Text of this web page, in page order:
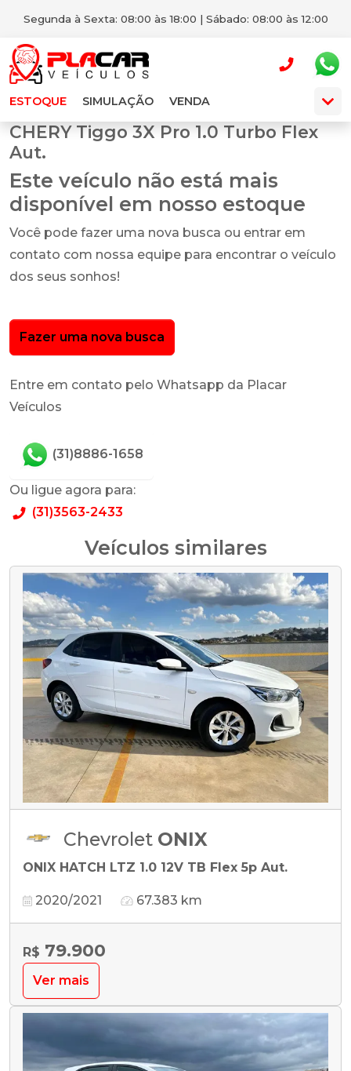
Segunda à Sexta: 08:00 às 18:00 | Sábado: 08:00 às 12:00
ESTOQUE SIMULAÇÃO VENDA
CHERY Tiggo 3X Pro 1.0 Turbo Flex
Aut.
Este veículo não está mais
disponível em nosso estoque
Você pode fazer uma nova busca ou entrar em
contato com nossa equipe para encontrar o veículo
dos seus sonhos!
Fazer uma nova busca
Entre em contato pelo Whatsapp da Placar
Veículos
(31)8886-1658
Ou ligue agora para:
(31)3563-2433
Veículos similares
Chevrolet ONIX
ONIX HATCH LTZ 1.0 12V TB Flex 5p Aut.
2020/2021 67.383 km
R$ 79.900
Ver mais